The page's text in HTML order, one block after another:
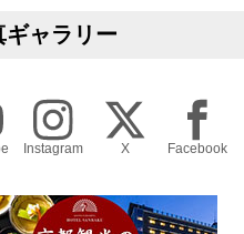
ギャラリー
Instagram X Facebook